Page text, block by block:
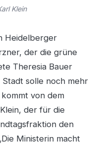
Klein
Heidelberger
der die grüne
Theresia Bauer
solle noch mehr
von dem
der für die
den
Ministerin macht